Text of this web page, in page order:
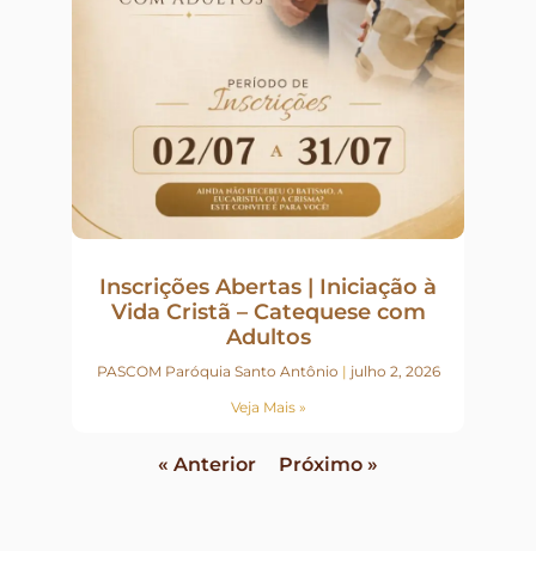
Inscrições Abertas | Iniciação à
Vida Cristã – Catequese com
Adultos
PASCOM Paróquia Santo Antônio
julho 2, 2026
Veja Mais »
« Anterior Próximo »